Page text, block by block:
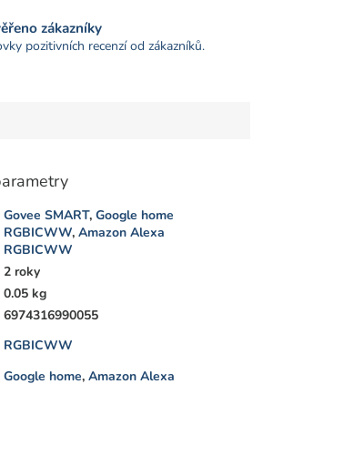
zákazníky
pozitivních recenzí od zákazníků.
Govee SMART,Google home
RGBICWW,Amazon Alexa
RGBICWW
2 roky
0.05 kg
6974316990055
RGBICWW
Google home,Amazon Alexa